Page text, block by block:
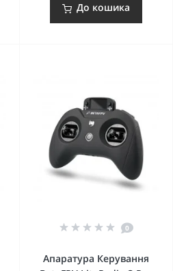
До кошика
0
Апаратура Керування